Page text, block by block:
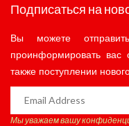
Подписаться на
Вы можете
проинформировать
также поступлении
Мы уважаем вашу